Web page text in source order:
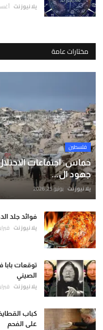
يلا نيوز نت
مختارات عامة
فلسطين
حماس: اجتماعات
جهود ال...
يلا نيوز نت يونيو 25, 2026
فوائد جلد
يلا نيوز نت فبراير 21,
توقعات بابا
الصيني
يلا نيوز نت فبراير 13,
كباب
على الفحم